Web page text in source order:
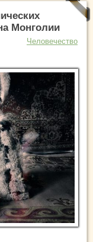
Монголии
Человечество